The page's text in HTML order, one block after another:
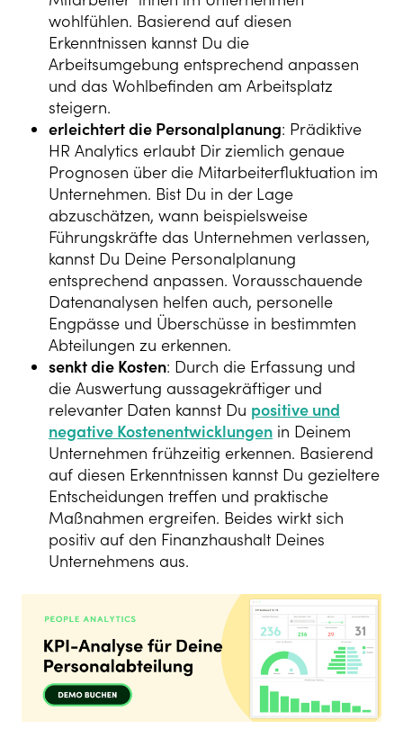
wohlfühlen. Basierend auf diesen
Erkenntnissen kannst Du die
Arbeitsumgebung entsprechend anpassen
und das Wohlbefinden am Arbeitsplatz
steigern.
erleichtert die Personalplanung: Prädiktive
HR Analytics erlaubt Dir ziemlich genaue
Prognosen über die Mitarbeiterfluktuation im
Unternehmen. Bist Du in der Lage
abzuschätzen, wann beispielsweise
Führungskräfte das Unternehmen verlassen,
kannst Du Deine Personalplanung
entsprechend anpassen. Vorausschauende
Datenanalysen helfen auch, personelle
Engpässe und Überschüsse in bestimmten
Abteilungen zu erkennen.
senkt die Kosten: Durch die Erfassung und
die Auswertung aussagekräftiger und
relevanter Daten kannst Du positive und
negative Kostenentwicklungen in Deinem
Unternehmen frühzeitig erkennen. Basierend
auf diesen Erkenntnissen kannst Du gezieltere
Entscheidungen treffen und praktische
Maßnahmen ergreifen. Beides wirkt sich
positiv auf den Finanzhaushalt Deines
Unternehmens aus.